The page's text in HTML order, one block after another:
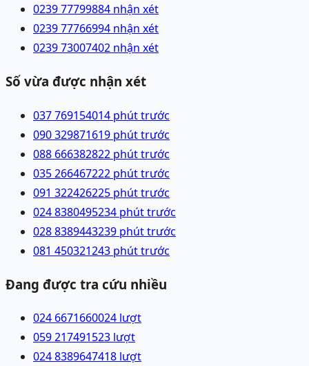
0239 77799884 nhận xét
0239 77766994 nhận xét
0239 73007402 nhận xét
Số vừa được nhận xét
037 769154014 phút trước
090 329871619 phút trước
088 666382822 phút trước
035 266467222 phút trước
091 322426225 phút trước
024 8380495234 phút trước
028 8389443239 phút trước
081 450321243 phút trước
Đang được tra cứu nhiều
024 6671660024 lượt
059 217491523 lượt
024 8389647418 lượt